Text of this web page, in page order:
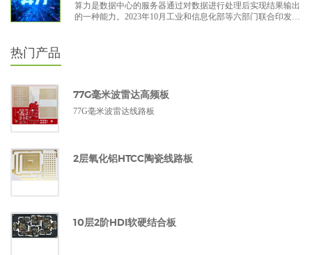
算力是数据中心的服务器通过对数据进行处理后实现结果输出
的一种能力。2023年10月工业和信息化部等六部门联合印发的
热门产品
77G毫米波雷达高频板
77G毫米波雷达线路板
2层氧化铝HTCC陶瓷线路板
10层2阶HDI软硬结合板